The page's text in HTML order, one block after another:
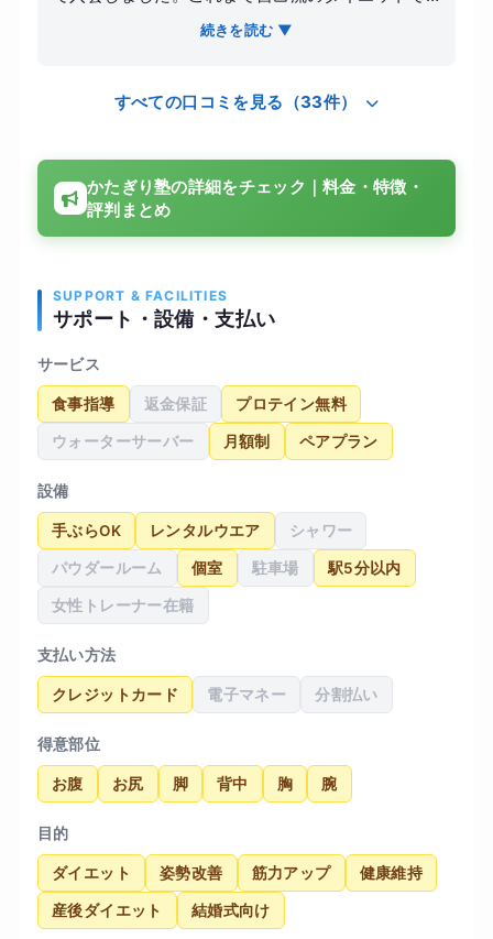
は長続きしなかったため、正しいトレーニング方
わせて調整してもらえます。フォームの指導がと
りやすく説明してくれました。また、食事につい
ても無理な制限ではなく継続しやすいアドバイス
が中心だったので、ストレスなく続けられまし
た。 通い始めてから数か月で体重が減少し、体脂
日常的に運動する習慣も身につきました。施設は
清潔感があり予約も取りやすかったため、仕事を
しながらでも無理なく通えました。料金とサービ
ス内容のバランスが良く、初めてパーソナルジム
を利用する人にもおすすめできると感じていま
す。
続きを読む ▼
すべての口コミを見る（33件）
かたぎり塾の詳細をチェック｜料金・特徴・
評判まとめ
SUPPORT & FACILITIES
サポート・設備・支払い
サービス
食事指導 返金保証 プロテイン無料
ウォーターサーバー 月額制 ペアプラン
設備
手ぶらOK レンタルウエア シャワー
パウダールーム 個室 駐車場 駅5分以内
女性トレーナー在籍
支払い方法
クレジットカード 電子マネー 分割払い
得意部位
お腹 お尻 脚 背中 胸 腕
目的
ダイエット 姿勢改善 筋力アップ 健康維持
産後ダイエット 結婚式向け